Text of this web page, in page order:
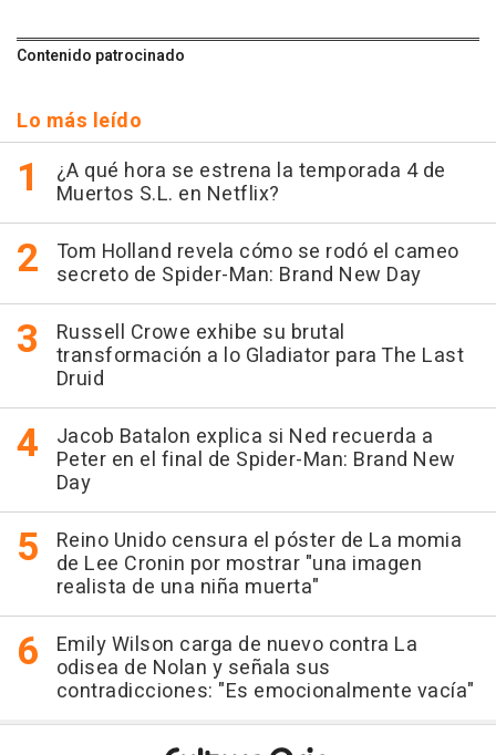
Contenido patrocinado
Lo más leído
¿A qué hora se estrena la temporada 4 de
Muertos S.L. en Netflix?
Tom Holland revela cómo se rodó el cameo
secreto de Spider-Man: Brand New Day
Russell Crowe exhibe su brutal
transformación a lo Gladiator para The Last
Druid
Jacob Batalon explica si Ned recuerda a
Peter en el final de Spider-Man: Brand New
Day
Reino Unido censura el póster de La momia
de Lee Cronin por mostrar "una imagen
realista de una niña muerta"
Emily Wilson carga de nuevo contra La
odisea de Nolan y señala sus
contradicciones: "Es emocionalmente vacía"